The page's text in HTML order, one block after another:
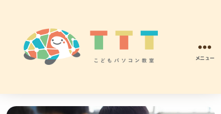
ど
も
メニュー